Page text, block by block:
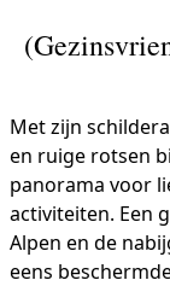
Met zijn
en ruige rotsen
panorama voor
activiteiten. Een
Alpen en de
eens